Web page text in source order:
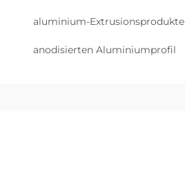
aluminium-Extrusionsprodukte
anodisierten Aluminiumprofil